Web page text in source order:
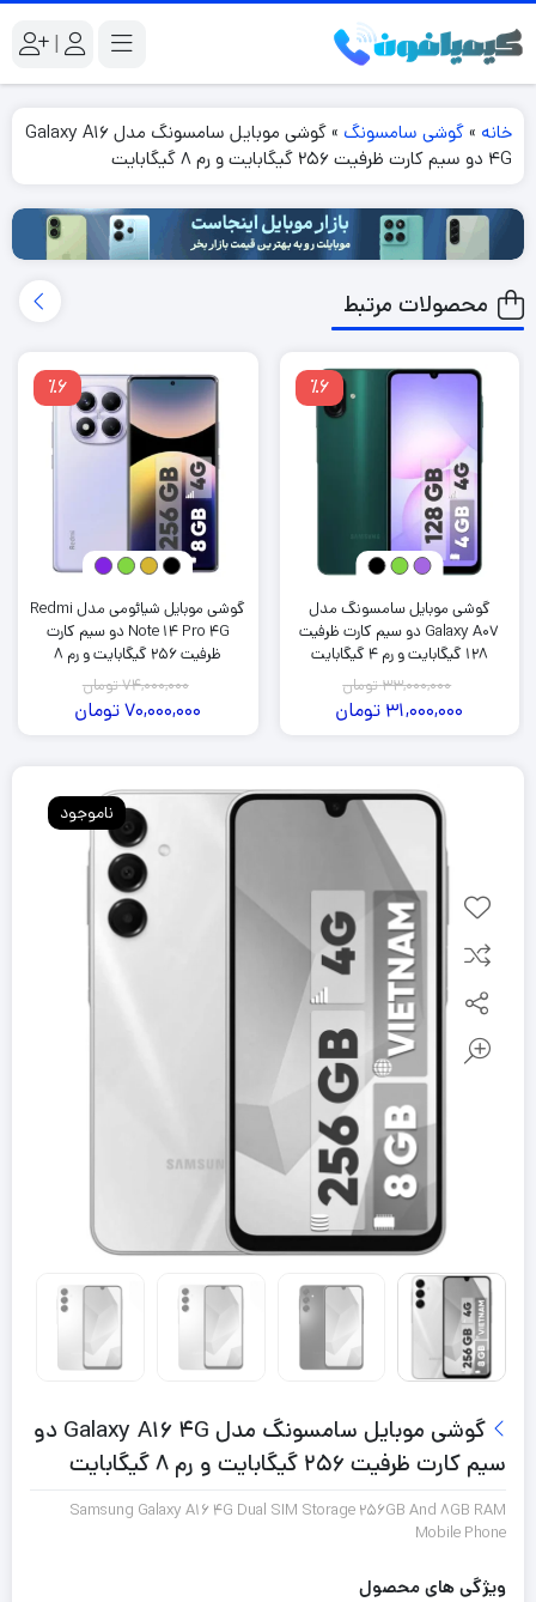
|
خانه »گوشی سامسونگ »
گوشی موبایل سامسونگ مدل Galaxy A16
4G دو سیم کارت ظرفیت 256 گیگابایت و رم 8 گیگابایت
محصولات مرتبط
٪6
گوشی موبایل سامسونگ مدل
Galaxy A07 دو سیم کارت ظرفیت
128 گیگابایت و رم 4 گیگابایت
33,000,000تومان
31,000,000 تومان
٪6
گوشی موبایل شیائومی مدل Redmi
Note 14 Pro 4G دو سیم کارت
ظرفیت 256 گیگابایت و رم 8
گیگابایت
74,000,000تومان
70,000,000تومان
ناموجود
گوشی موبایل سامسونگ مدل Galaxy A16 4G دو
سیم کارت ظرفیت 256 گیگابایت و رم 8 گیگابایت
Samsung Galaxy A16 4G Dual SIM Storage 256GB And 8GB RAM
Mobile Phone
ویژگی های محصول